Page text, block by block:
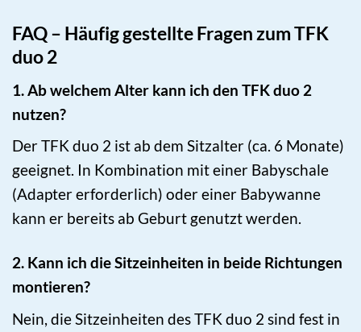
FAQ – Häufig gestellte Fragen zum TFK
duo 2
1. Ab welchem Alter kann ich den TFK duo 2
nutzen?
Der TFK duo 2 ist ab dem Sitzalter (ca. 6 Monate)
geeignet. In Kombination mit einer Babyschale
(Adapter erforderlich) oder einer Babywanne
kann er bereits ab Geburt genutzt werden.
2. Kann ich die Sitzeinheiten in beide Richtungen
montieren?
Nein, die Sitzeinheiten des TFK duo 2 sind fest in